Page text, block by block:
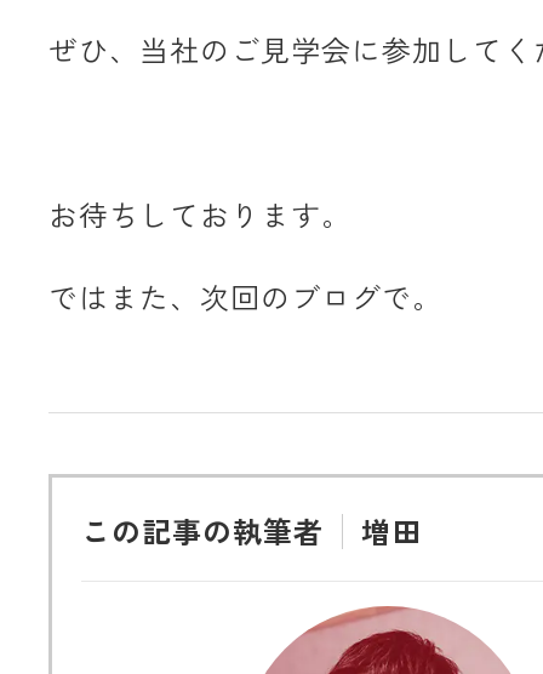
ぜひ、当社のご見学会に参加してく
お待ちしております。
ではまた、次回のブログで。
この記事の執筆者 増田